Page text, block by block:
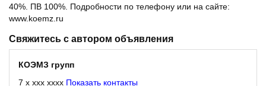
40%. ПВ 100%. Подробности по телефону или на сайте:
www.koemz.ru
Свяжитесь с автором объявления
КОЭМЗ групп
7 x xxx xxxx Показать контакты